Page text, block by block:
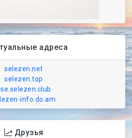
адреса
selezen.net
selezen.top
info.do.am
Друзья